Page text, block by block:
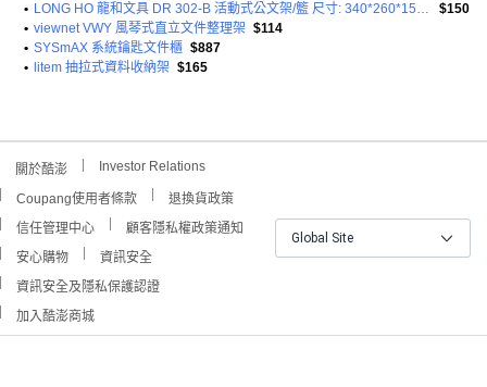
•
LONG HO 龍和文具 DR 302-B 活動式公文架/籃 尺寸: 340*260*150mm HPS塑膠
$150
• viewnet VWY 風琴式直立文件整理架 $114
• SYSmAX 系統鑰匙文件櫃 $887
•
litem 抽拉式資料收納架 $165
關於酷澎 Investor Relations
Coupang使用者條款
退換貨政策
信任管理中心
顧客隱私權政策通知
安心購物
資訊安全
資訊安全及隱私保護認證
加入酷澎商城
Global Site